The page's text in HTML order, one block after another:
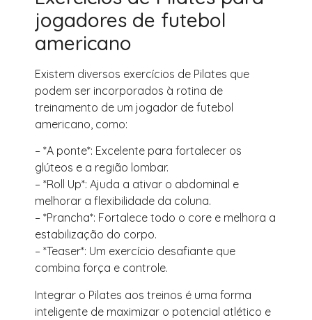
jogadores de futebol
americano
Existem diversos exercícios de Pilates que
podem ser incorporados à rotina de
treinamento de um jogador de futebol
americano, como:
– *A ponte*: Excelente para fortalecer os
glúteos e a região lombar.
– *Roll Up*: Ajuda a ativar o abdominal e
melhorar a flexibilidade da coluna.
– *Prancha*: Fortalece todo o core e melhora a
estabilização do corpo.
– *Teaser*: Um exercício desafiante que
combina força e controle.
Integrar o Pilates aos treinos é uma forma
inteligente de maximizar o potencial atlético e